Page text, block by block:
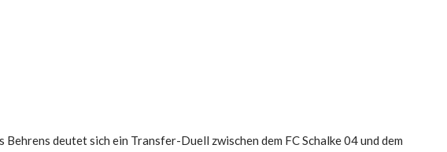
Behrens deutet sich ein Transfer-Duell zwischen dem FC Schalke 04 und dem